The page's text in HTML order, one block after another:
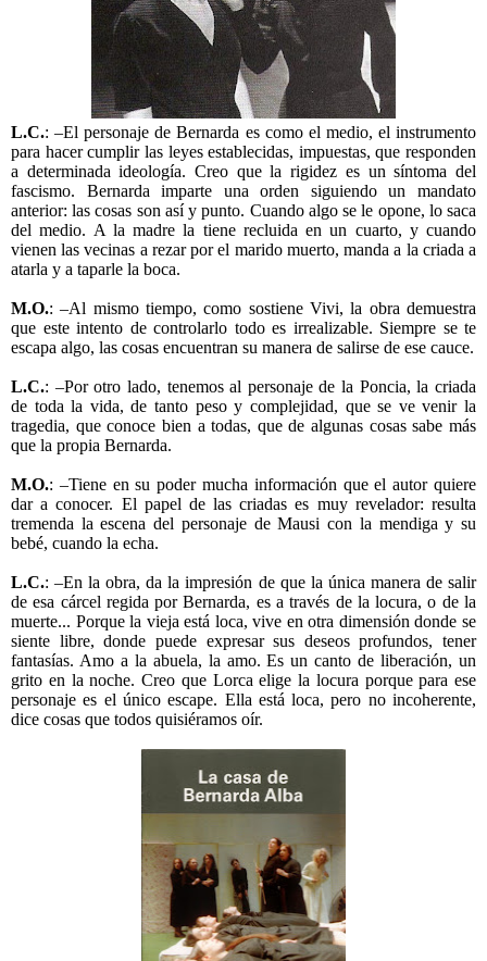
L.C.: –El personaje de Bernarda es como el medio, el instrumento
para hacer cumplir las leyes establecidas, impuestas, que responden
a determinada ideología. Creo que la rigidez es un síntoma del
fascismo. Bernarda imparte una orden siguiendo un mandato
anterior: las cosas son así y punto. Cuando algo se le opone, lo saca
del medio. A la madre la tiene recluida en un cuarto, y cuando
vienen las vecinas a rezar por el marido muerto, manda a la criada a
atarla y a taparle la boca.
M.O.: –Al mismo tiempo, como sostiene Vivi, la obra demuestra
que este intento de controlarlo todo es irrealizable. Siempre se te
escapa algo, las cosas encuentran su manera de salirse de ese cauce.
L.C.: –Por otro lado, tenemos al personaje de la Poncia, la criada
de toda la vida, de tanto peso y complejidad, que se ve venir la
tragedia, que conoce bien a todas, que de algunas cosas sabe más
que la propia Bernarda.
M.O.: –Tiene en su poder mucha información que el autor quiere
dar a conocer. El papel de las criadas es muy revelador: resulta
tremenda la escena del personaje de Mausi con la mendiga y su
bebé, cuando la echa.
L.C.: –En la obra, da la impresión de que la única manera de salir
de esa cárcel regida por Bernarda, es a través de la locura, o de la
muerte... Porque la vieja está loca, vive en otra dimensión donde se
siente libre, donde puede expresar sus deseos profundos, tener
fantasías. Amo a la abuela, la amo. Es un canto de liberación, un
grito en la noche. Creo que Lorca elige la locura porque para ese
personaje es el único escape. Ella está loca, pero no incoherente,
dice cosas que todos quisiéramos oír.